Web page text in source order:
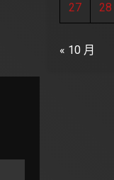
27 28
« 10 月